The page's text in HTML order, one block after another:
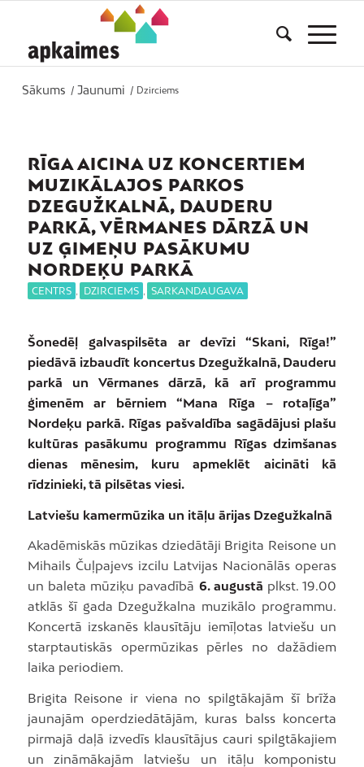
Sākums / Jaunumi / Dzirciems
RĪGA AICINA UZ KONCERTIEM
MUZIKĀLAJOS PARKOS
DZEGUŽKALNĀ, DAUDERU
PARKĀ, VĒRMANES DĀRZĀ UN
UZ ĢIMEŅU PASĀKUMU
NORDEĶU PARKĀ
CENTRS , DZIRCIEMS , SARKANDAUGAVA
Šonedēļ galvaspilsēta ar devīzi “Skani, Rīga!”
piedāvā izbaudīt koncertus Dzegužkalnā, Dauderu
parkā un Vērmanes dārzā, kā arī programmu
ģimenēm ar bērniem “Mana Rīga – rotaļīga”
Nordeķu parkā. Rīgas pašvaldība sagādājusi plašu
kultūras pasākumu programmu Rīgas dzimšanas
dienas mēnesim, kuru apmeklēt aicināti kā
rīdzinieki, tā pilsētas viesi.
Latviešu kamermūzika un itāļu ārijas Dzegužkalnā
Akadēmiskās mūzikas dziedātāji Brigita Reisone un
Mihails Čuļpajevs izcilu Latvijas Nacionālās operas
un baleta mūziķu pavadībā 6. augustā plkst. 19.00
atklās šī gada Dzegužkalna muzikālo programmu.
Koncertā izskanēs klausītāju iemīļotas latviešu un
starptautiskās opermūzikas pērles no dažādiem
laika periodiem.
Brigita Reisone ir viena no spilgtākajām šī brīža
jaunajām operdziedātājām, kuras balss koncerta
pirmajā daļā izvedīs klausītājus cauri spilgtākajiem
un zināmākajām latviešu un itāļu komponistu